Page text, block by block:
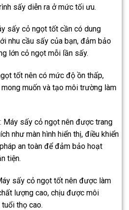
sấy diễn ra ở mức tối ưu.
sấy cỏ ngọt tốt cần có dung
nhu cầu sấy của bạn, đảm bảo
lớn cỏ ngọt mỗi lần sấy.
tốt nên có mức độ ồn thấp,
muốn và tạo môi trường làm
: Máy sấy cỏ ngọt nên được trang
như màn hình hiển thị, điều khiển
an toàn để đảm bảo hoạt
tiện.
sấy cỏ ngọt tốt nên được làm
lượng cao, chịu được môi
thọ cao.